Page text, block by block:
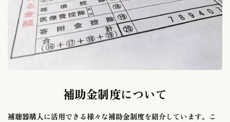
補助金制度について
補聴器購入に活用できる様々な補助金制度を紹介しています。こ